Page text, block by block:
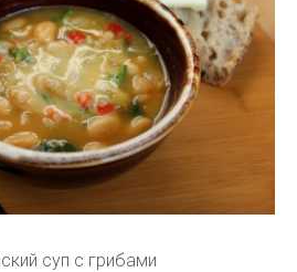
суп с грибами